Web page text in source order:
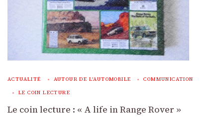
ACTUALITÉ AUTOUR DE L'AUTOMOBILE COMMUNICATION
LE COIN LECTURE
Le coin lecture : « A life in Range Rover »